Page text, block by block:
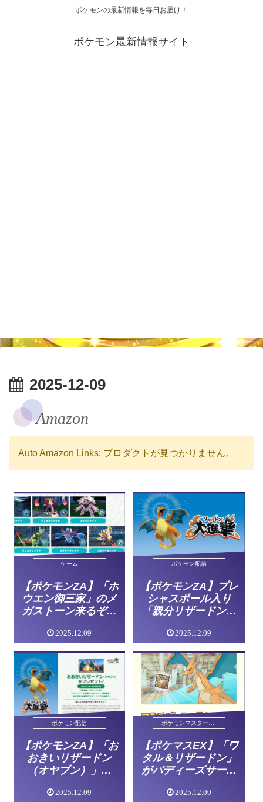
ポケモンの最新情報を毎日お届け！
ポケモン最新情報サイト
2025-12-09
Amazon
Auto Amazon Links: プロダクトが見つかりません。
ゲーム
【ポケモンZA】「ホ
ウエン御三家」のメ
ガストーン来るぞ！
2025.12.09
ポケモン配信
【ポケモンZA】プレ
シャスボール入り
「親分リザードン」
進撃開幕
2025.12.09
ポケモン配信
【ポケモンZA】「お
おきいリザードン
（オヤブン）」配
ル入り
2025.12.09
【ポケマスEX】「ワ
タル＆リザードン」
がバディーズサーチ
2025.12.09